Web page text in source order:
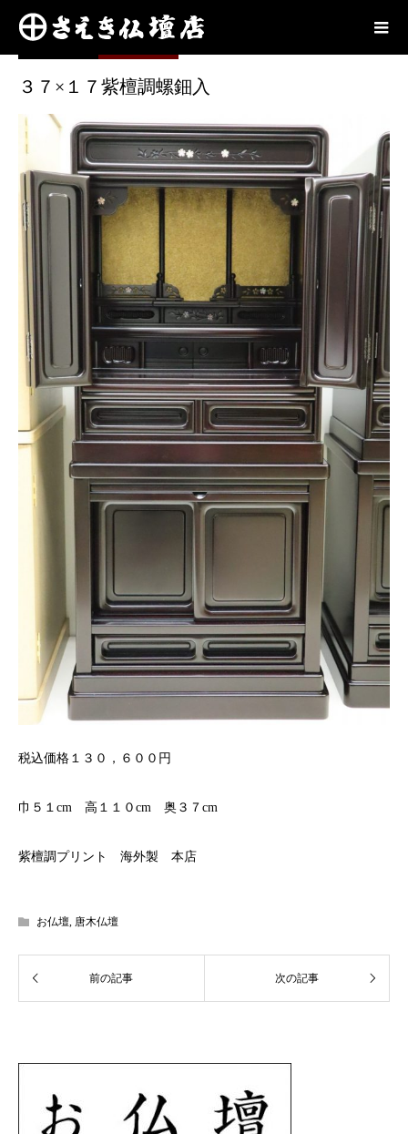
お仏壇
３７×１７紫檀調螺鈿入
税込価格１３０，６００円
巾５１cm 高１１０cm 奥３７cm
紫檀調プリント 海外製 本店
お仏壇 唐木仏壇